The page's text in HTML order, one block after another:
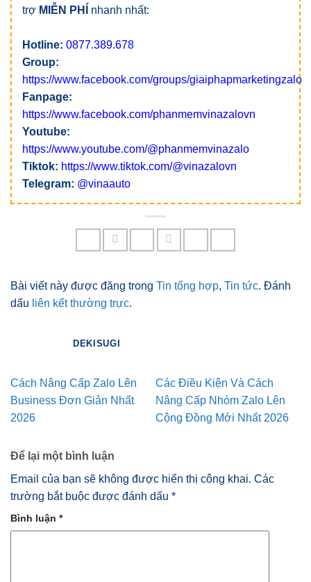
trợ MIỄN PHÍ nhanh nhất:
Hotline: 0877.389.678
Group:
https://www.facebook.com/groups/giaiphapmarketingzalo
Fanpage:
https://www.facebook.com/phanmemvinazalovn
Youtube:
https://www.youtube.com/@phanmemvinazalo
Tiktok: https://www.tiktok.com/@vinazalovn
Telegram: @vinaauto
Bài viết này được đăng trong Tin tổng hợp, Tin tức. Đánh
dấu liên kết thường trực.
DEKISUGI
Cách Nâng Cấp Zalo Lên
Business Đơn Giản Nhất
2026
Các Điều Kiện Và Cách
Nâng Cấp Nhóm Zalo Lên
Cộng Đồng Mới Nhất 2026
Để lại một bình luận
Email của bạn sẽ không được hiển thị công khai. Các
trường bắt buộc được đánh dấu *
Bình luận *